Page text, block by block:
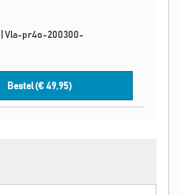
Vla-pr4o-200300-
Bestel (€49,95)